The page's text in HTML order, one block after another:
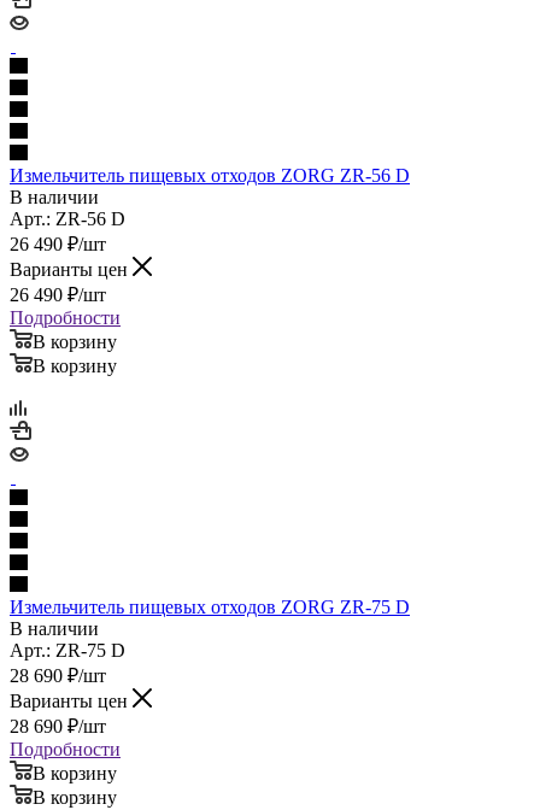
Измельчитель пищевых отходов ZORG ZR-56 D
В наличии
Арт.: ZR-56 D
26 490 ₽/шт
Варианты цен
26 490 ₽/шт
Подробности
В корзину
В корзину
Измельчитель пищевых отходов ZORG ZR-75 D
В наличии
Арт.: ZR-75 D
28 690 ₽/шт
Варианты цен
28 690 ₽/шт
Подробности
В корзину
В корзину